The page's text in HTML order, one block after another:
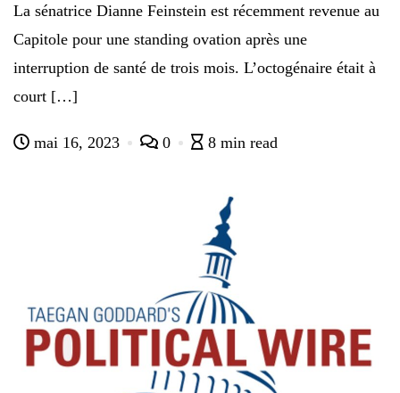
La sénatrice Dianne Feinstein est récemment revenue au
Capitole pour une standing ovation après une
interruption de santé de trois mois. L’octogénaire était à
court […]
mai 16, 2023 0 8 min read